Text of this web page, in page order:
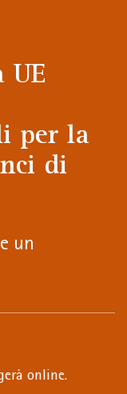
per la
di
un
online.